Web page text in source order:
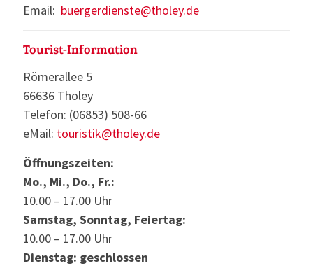
Email: buergerdienste@tholey.de
Tourist-Information
Römerallee 5
66636 Tholey
Telefon: (06853) 508-66
eMail: touristik@tholey.de
Öffnungszeiten:
Mo., Mi., Do., Fr.:
10.00 – 17.00 Uhr
Samstag, Sonntag, Feiertag:
10.00 – 17.00 Uhr
Dienstag: geschlossen